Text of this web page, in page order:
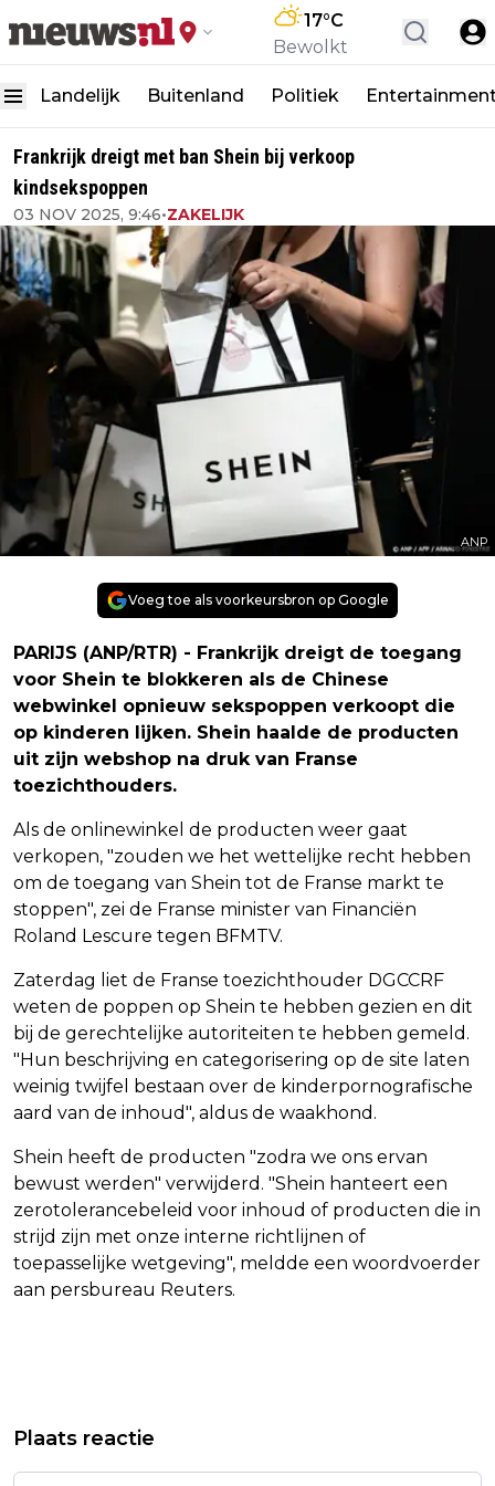
17°C
Bewolkt
Landelijk Buitenland Politiek
Frankrijk dreigt met ban Shein bij verkoop
kindsekspoppen
03 NOV 2025, 9:46•ZAKELIJK
ANP
Voeg toe als voorkeursbron op Google
PARIJS (ANP/RTR) - Frankrijk dreigt de toegang
voor Shein te blokkeren als de Chinese
webwinkel opnieuw sekspoppen verkoopt die
op kinderen lijken. Shein haalde de producten
uit zijn webshop na druk van Franse
toezichthouders.
Als de onlinewinkel de producten weer gaat
verkopen, "zouden we het wettelijke recht hebben
om de toegang van Shein tot de Franse markt te
stoppen", zei de Franse minister van Financiën
Roland Lescure tegen BFMTV.
Zaterdag liet de Franse toezichthouder DGCCRF
weten de poppen op Shein te hebben gezien en dit
bij de gerechtelijke autoriteiten te hebben gemeld.
"Hun beschrijving en categorisering op de site laten
weinig twijfel bestaan over de kinderpornografische
aard van de inhoud", aldus de waakhond.
Shein heeft de producten "zodra we ons ervan
bewust werden" verwijderd. "Shein hanteert een
zerotolerancebeleid voor inhoud of producten die in
strijd zijn met onze interne richtlijnen of
toepasselijke wetgeving", meldde een woordvoerder
aan persbureau Reuters.
PRINSEN (83) OVERLEDEN
ACCOUNT BRITNEY SPEARS NIET
MEER ACTIEF OP INSTAGRAM
Plaats reactie